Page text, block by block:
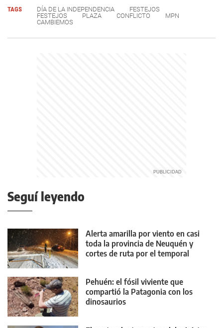
TAGS DÍA DE LA INDEPENDENCIA
FESTEJOS
FESTEJOS
PLAZA CONFLICTO
MPN
CAMBIEMOS
Seguí leyendo
Alerta amarilla por viento en casi
toda la provincia de Neuquén y
cortes de ruta por el temporal
Pehuén: el fósil viviente que
compartió la Patagonia con los
dinosaurios